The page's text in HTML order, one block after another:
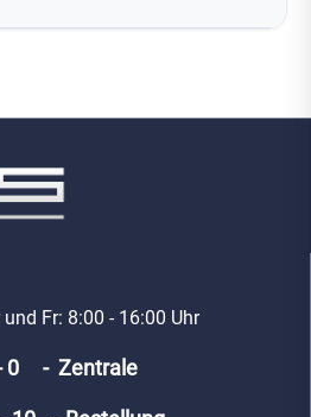
Fr: 8:00 - 16:00 Uhr
0 - Zentrale